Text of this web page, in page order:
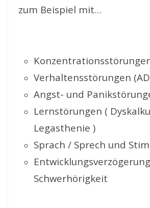
zum Beispiel mit…
Verhaltensstörungen
Angst- und
Lernstörungen (
Legasthenie )
Sprach / Sprech und
Schwerhörigkeit